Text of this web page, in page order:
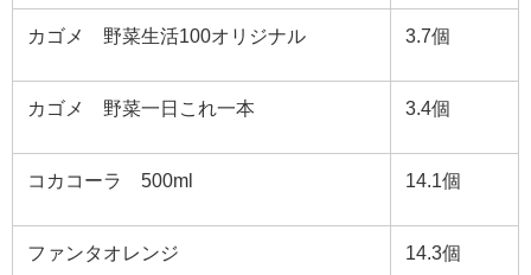
カゴメ 野菜生活100オリジナル 3.7個
カゴメ 野菜一日これ一本 3.4個
コカコーラ 500ml 14.1個
ファンタオレンジ 14.3個